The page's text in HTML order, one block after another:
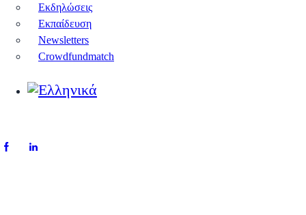
Εκδηλώσεις
Εκπαίδευση
Newsletters
Crowdfundmatch